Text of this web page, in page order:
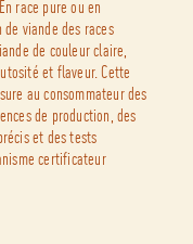
race pure ou en
viande des races
de couleur claire,
et flaveur. Cette
au consommateur des
de production, des
et des tests
certificateur